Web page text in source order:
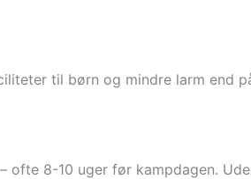
til børn og mindre larm end
8-10 uger før kampdagen.